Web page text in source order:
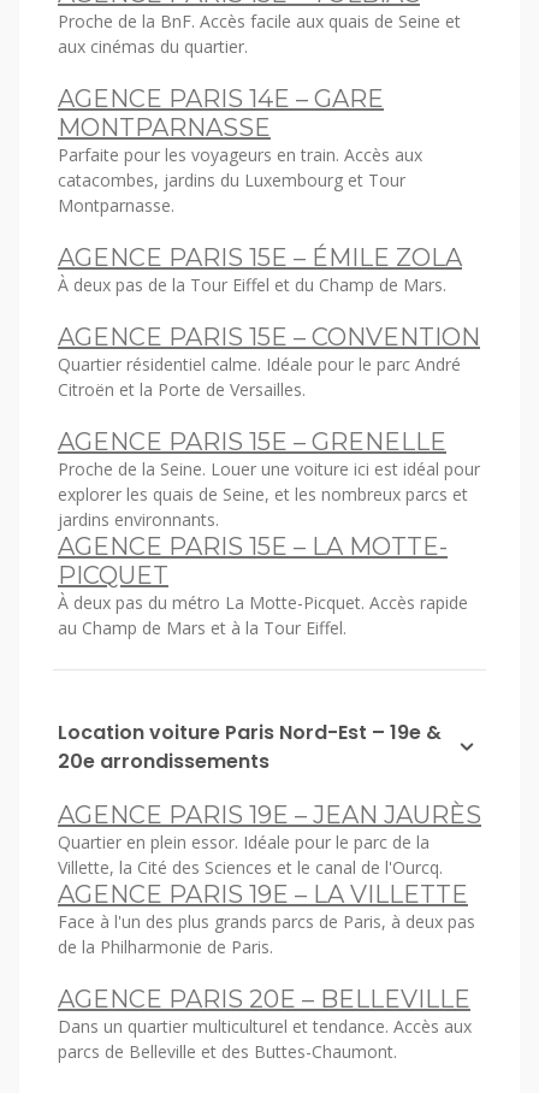
Proche de la BnF. Accès facile aux quais de Seine et
aux cinémas du quartier.
AGENCE PARIS 14E – GARE
MONTPARNASSE
Parfaite pour les voyageurs en train. Accès aux
catacombes, jardins du Luxembourg et Tour
Montparnasse.
AGENCE PARIS 15E – ÉMILE ZOLA
À deux pas de la Tour Eiffel et du Champ de Mars.
AGENCE PARIS 15E – CONVENTION
Quartier résidentiel calme. Idéale pour le parc André
Citroën et la Porte de Versailles.
AGENCE PARIS 15E – GRENELLE
Proche de la Seine. Louer une voiture ici est idéal pour
explorer les quais de Seine, et les nombreux parcs et
jardins environnants.
AGENCE PARIS 15E – LA MOTTE-
PICQUET
À deux pas du métro La Motte-Picquet. Accès rapide
au Champ de Mars et à la Tour Eiffel.
Location voiture Paris Nord-Est – 19e &
20e arrondissements
AGENCE PARIS 19E – JEAN JAURÈS
Quartier en plein essor. Idéale pour le parc de la
Villette, la Cité des Sciences et le canal de l'Ourcq.
AGENCE PARIS 19E – LA VILLETTE
Face à l'un des plus grands parcs de Paris, à deux pas
de la Philharmonie de Paris.
AGENCE PARIS 20E – BELLEVILLE
Dans un quartier multiculturel et tendance. Accès aux
parcs de Belleville et des Buttes-Chaumont.